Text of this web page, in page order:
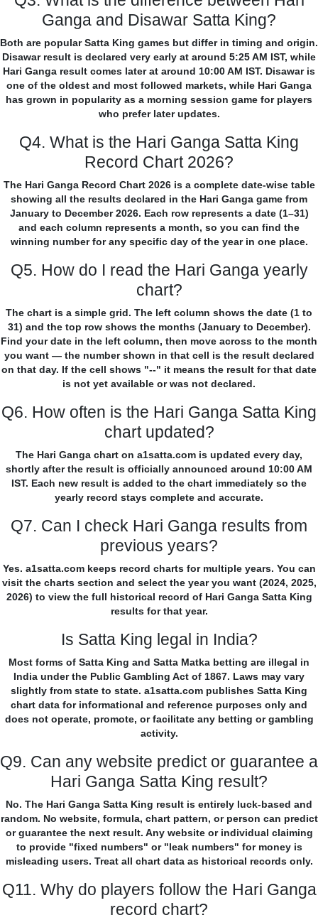
Ganga and Disawar Satta King?
Both are popular Satta King games but differ in timing and origin.
Disawar result is declared very early at around 5:25 AM IST, while
Hari Ganga result comes later at around 10:00 AM IST. Disawar is
one of the oldest and most followed markets, while Hari Ganga
has grown in popularity as a morning session game for players
who prefer later updates.
Q4. What is the Hari Ganga Satta King
Record Chart 2026?
The Hari Ganga Record Chart 2026 is a complete date-wise table
showing all the results declared in the Hari Ganga game from
January to December 2026. Each row represents a date (1–31)
and each column represents a month, so you can find the
winning number for any specific day of the year in one place.
Q5. How do I read the Hari Ganga yearly
chart?
The chart is a simple grid. The left column shows the date (1 to
31) and the top row shows the months (January to December).
Find your date in the left column, then move across to the month
you want — the number shown in that cell is the result declared
on that day. If the cell shows "--" it means the result for that date
is not yet available or was not declared.
Q6. How often is the Hari Ganga Satta King
chart updated?
The Hari Ganga chart on a1satta.com is updated every day,
shortly after the result is officially announced around 10:00 AM
IST. Each new result is added to the chart immediately so the
yearly record stays complete and accurate.
Q7. Can I check Hari Ganga results from
previous years?
Yes. a1satta.com keeps record charts for multiple years. You can
visit the charts section and select the year you want (2024, 2025,
2026) to view the full historical record of Hari Ganga Satta King
results for that year.
Is Satta King legal in India?
Most forms of Satta King and Satta Matka betting are illegal in
India under the Public Gambling Act of 1867. Laws may vary
slightly from state to state. a1satta.com publishes Satta King
chart data for informational and reference purposes only and
does not operate, promote, or facilitate any betting or gambling
activity.
Q9. Can any website predict or guarantee a
Hari Ganga Satta King result?
No. The Hari Ganga Satta King result is entirely luck-based and
random. No website, formula, chart pattern, or person can predict
or guarantee the next result. Any website or individual claiming
to provide "fixed numbers" or "leak numbers" for money is
misleading users. Treat all chart data as historical records only.
Q11. Why do players follow the Hari Ganga
record chart?